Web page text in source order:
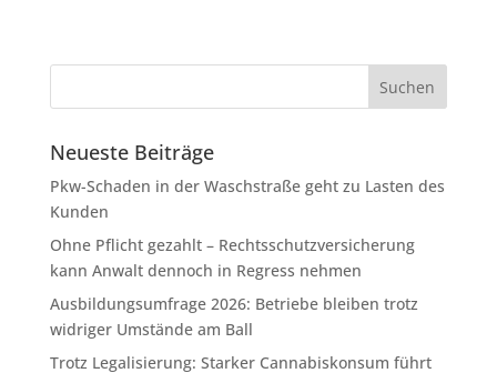
Neueste Beiträge
Pkw-Schaden in der Waschstraße geht zu Lasten des
Kunden
Ohne Pflicht gezahlt – Rechtsschutzversicherung
kann Anwalt dennoch in Regress nehmen
Ausbildungsumfrage 2026: Betriebe bleiben trotz
widriger Umstände am Ball
Trotz Legalisierung: Starker Cannabiskonsum führt